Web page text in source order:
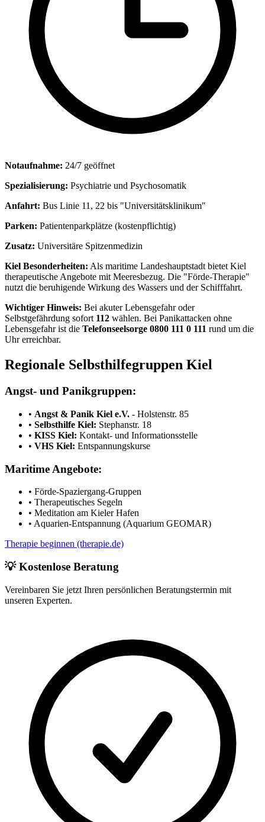
Notaufnahme: 24/7 geöffnet
Spezialisierung: Psychiatrie und Psychosomatik
Anfahrt: Bus Linie 11, 22 bis "Universitätsklinikum"
Parken: Patientenparkplätze (kostenpflichtig)
Zusatz: Universitäre Spitzenmedizin
Kiel Besonderheiten: Als maritime Landeshauptstadt bietet Kiel
therapeutische Angebote mit Meeresbezug. Die "Förde-Therapie"
nutzt die beruhigende Wirkung des Wassers und der Schifffahrt.
Wichtiger Hinweis: Bei akuter Lebensgefahr oder
Selbstgefährdung sofort 112 wählen. Bei Panikattacken ohne
Lebensgefahr ist die Telefonseelsorge 0800 111 0 111 rund um die
Uhr erreichbar.
Regionale Selbsthilfegruppen Kiel
Angst- und Panikgruppen:
• Angst & Panik Kiel e.V. - Holstenstr. 85
• Selbsthilfe Kiel: Stephanstr. 18
• KISS Kiel: Kontakt- und Informationsstelle
• VHS Kiel: Entspannungskurse
Maritime Angebote:
• Förde-Spaziergang-Gruppen
• Therapeutisches Segeln
• Meditation am Kieler Hafen
• Aquarien-Entspannung (Aquarium GEOMAR)
Therapie beginnen (therapie.de)
💡 Kostenlose Beratung
Vereinbaren Sie jetzt Ihren persönlichen Beratungstermin mit
unseren Experten.